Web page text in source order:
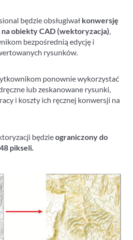
będzie obsługiwał konwersję
obiekty CAD (wektoryzacja),
bezpośrednią edycję i
rysunków.
ponownie wykorzystać
lub zeskanowane rysunki,
i koszty ich ręcznej konwersji na
będzieograniczony do
pikseli.